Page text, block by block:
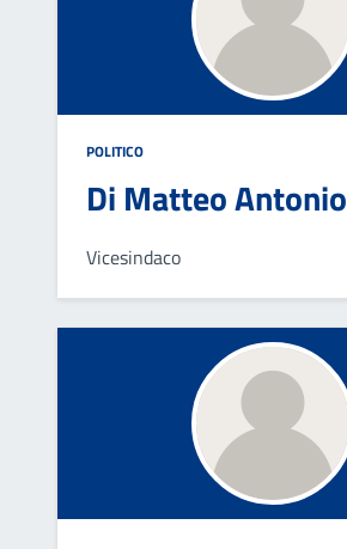
POLITICO
Di Matteo Antonio
Vicesindaco